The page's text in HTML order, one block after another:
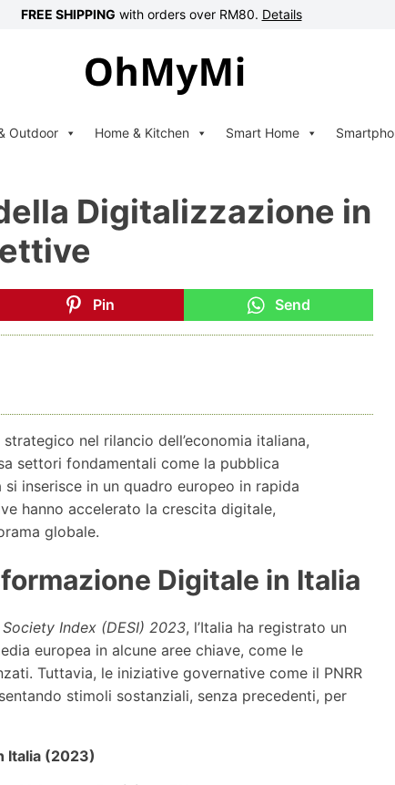
FREE SHIPPING with orders over RM80. Details
Outdoor Home & Kitchen Smart Home
Digitalizzazione in
Pin Send
nel rilancio dell’economia italiana,
settori fondamentali come la pubblica
inserisce in un quadro europeo in rapida
hanno accelerato la crescita digitale,
globale.
Digitale in Italia
Index (DESI) 2023, l’Italia ha registrato un
europea in alcune aree chiave, come le
Tuttavia, le iniziative governative come il PNRR
stimoli sostanziali, senza precedenti, per
Italia (2023)